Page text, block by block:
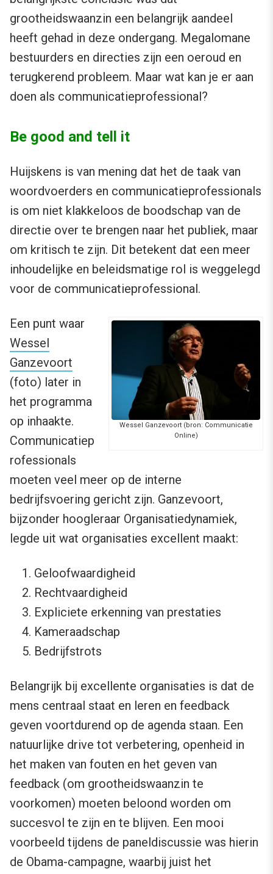
grootheidswaanzin een belangrijk aandeel
heeft gehad in deze ondergang. Megalomane
bestuurders en directies zijn een oeroud en
terugkerend probleem. Maar wat kan je er aan
doen als communicatieprofessional?
Be good and tell it
Huijskens is van mening dat het de taak van
woordvoerders en communicatieprofessionals
is om niet klakkeloos de boodschap van de
directie over te brengen naar het publiek, maar
om kritisch te zijn. Dit betekent dat een meer
inhoudelijke en beleidsmatige rol is weggelegd
voor de communicatieprofessional.
Wessel Ganzevoort (bron: Communicatie
Online)
Een punt waar
Wessel
Ganzevoort
(foto) later in
het programma
op inhaakte.
Communicatiep
rofessionals
moeten veel meer op de interne
bedrijfsvoering gericht zijn. Ganzevoort,
bijzonder hoogleraar Organisatiedynamiek,
legde uit wat organisaties excellent maakt:
Geloofwaardigheid
Rechtvaardigheid
Expliciete erkenning van prestaties
Kameraadschap
Bedrijfstrots
Belangrijk bij excellente organisaties is dat de
mens centraal staat en leren en feedback
geven voortdurend op de agenda staan. Een
natuurlijke drive tot verbetering, openheid in
het maken van fouten en het geven van
feedback (om grootheidswaanzin te
voorkomen) moeten beloond worden om
succesvol te zijn en te blijven. Een mooi
voorbeeld tijdens de paneldiscussie was hierin
de Obama-campagne, waarbij juist het